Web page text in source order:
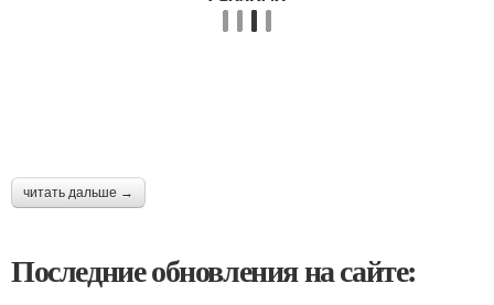
читать дальше →
Последние обновления на сайте: